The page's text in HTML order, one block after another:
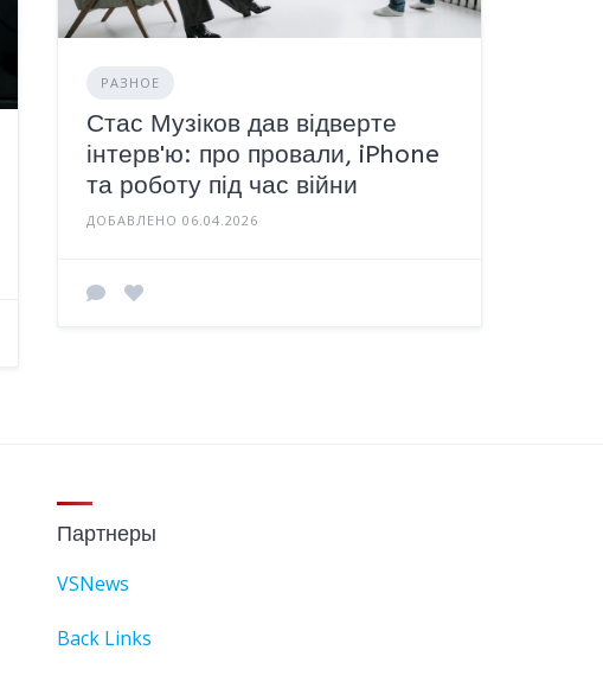
РАЗНОЕ
Стас Музіков дав відверте
інтерв'ю: про провали, iPhone
та роботу під час війни
ДОБАВЛЕНО 06.04.2026
Партнеры
VSNews
Back Links